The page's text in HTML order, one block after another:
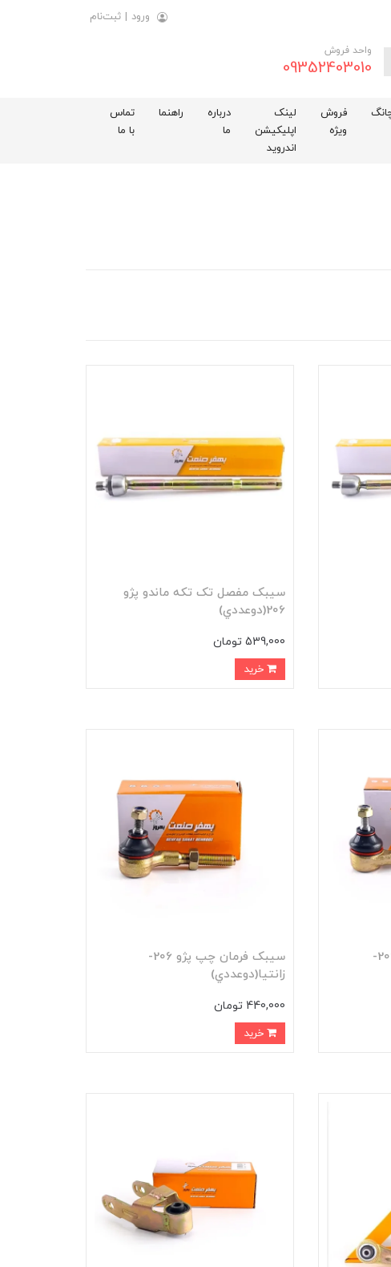
ورود | ثبت‌نام
واحد فروش
09352403010
فروش
ویژه
لینک
اپلیکیشن
اندروید
درباره
ما
راهنما
تماس
با ما
سيبک مفصل تک تکه ماندو پژو
206(دوعددي)
539,000 تومان
خرید
سيبک فرمان راست پژو 206-
سيبک فرمان چپ پژو 206-
زانتيا(دوعددي)
440,000 تومان
خرید